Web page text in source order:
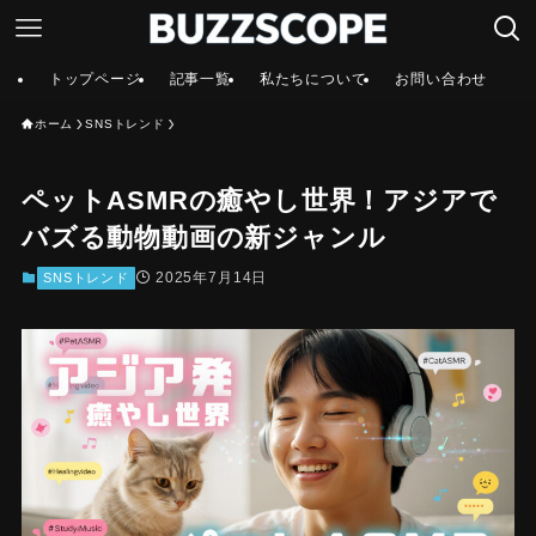
トップページ 記事一覧 私たちについて お問い合わせ
ホーム SNSトレンド
ペットASMRの癒やし世界！アジアで
バズる動物動画の新ジャンル
SNSトレンド 2025年7月14日